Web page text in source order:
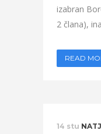
izabran
2 člana),
READ
14 stu